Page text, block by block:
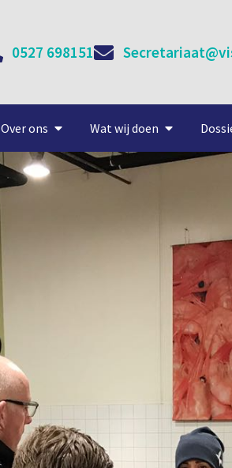
0527 698151
Over ons Wat wij doen